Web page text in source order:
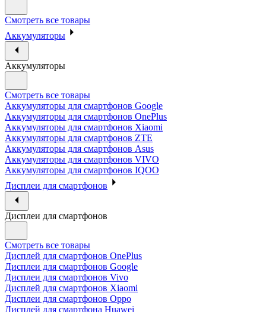
Смотреть все товары
Аккумуляторы
Аккумуляторы
Смотреть все товары
Аккумуляторы для смартфонов Google
Аккумуляторы для смартфонов OnePlus
Аккумуляторы для смартфонов Xiaomi
Аккумуляторы для смартфонов ZTE
Аккумуляторы для cмартфонов Asus
Аккумуляторы для смартфонов VIVO
Аккумуляторы для смартфонов IQOO
Дисплеи для смартфонов
Дисплеи для смартфонов
Смотреть все товары
Дисплей для смартфонов OnePlus
Дисплеи для смартфонов Google
Дисплеи для смартфонов Vivo
Дисплей для смартфонов Xiaomi
Дисплеи для смартфонов Oppo
Дисплей для смартфона Huawei